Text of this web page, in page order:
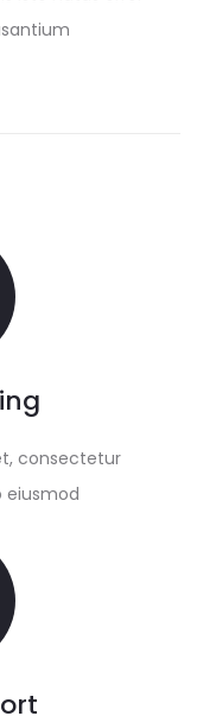
consectetur
eiusmod